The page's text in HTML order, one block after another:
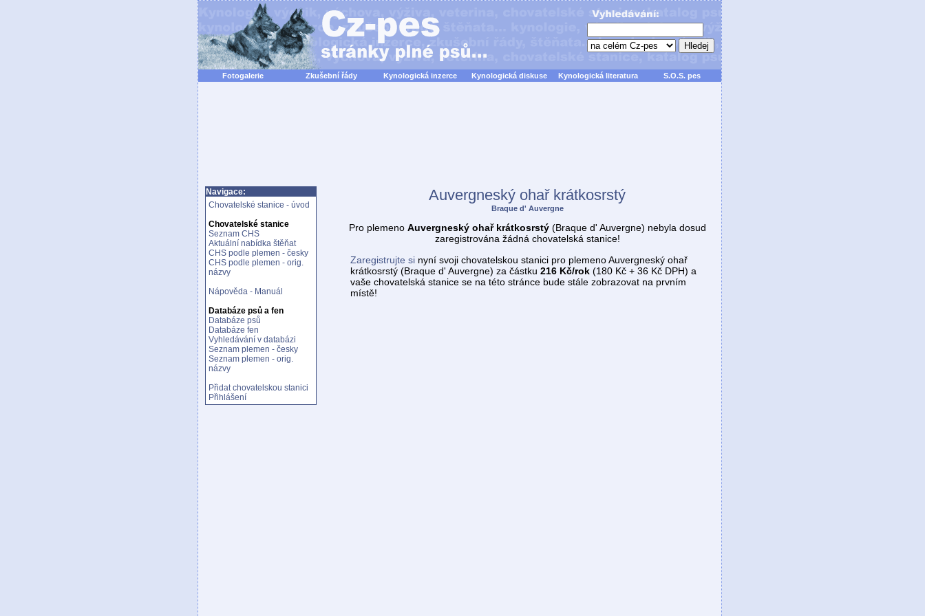
Fotogalerie Zkušební řády Kynologická inzerce Kynologická diskuse Kynologická literatura S.O.S. pes
Navigace:
Chovatelské stanice - úvod
Chovatelské stanice
Seznam CHS
Aktuální nabídka štěňat
CHS podle plemen - česky
CHS podle plemen - orig.
názvy
Nápověda - Manuál
Databáze psů a fen
Databáze psů
Databáze fen
Vyhledávání v databázi
Seznam plemen - česky
Seznam plemen - orig.
názvy
Přidat chovatelskou stanici
Přihlášení
Auvergneský ohař krátkosrstý
Braque d' Auvergne
Pro plemeno Auvergneský ohař krátkosrstý(Braque d' Auvergne) nebyla dosud
zaregistrována žádná chovatelská stanice!
Zaregistrujte si nyní svoji chovatelskou stanici pro plemeno Auvergneský ohař
krátkosrstý (Braque d' Auvergne) za částku 216 Kč/rok (180 Kč + 36 Kč DPH) a
vaše chovatelská stanice se na této stránce bude stále zobrazovat na prvním
místě!